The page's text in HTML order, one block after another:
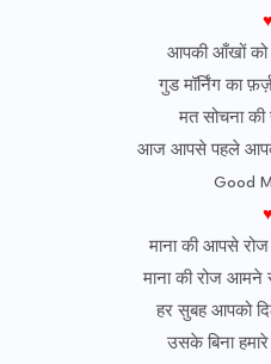
आपकी आँखों को
गुड मॉर्निंग का
मत सोचना की
आज आपसे पहले आपको
Good
माना की आपसे रोज
माना की रोज आमने
हर सुबह आपको
उसके बिना